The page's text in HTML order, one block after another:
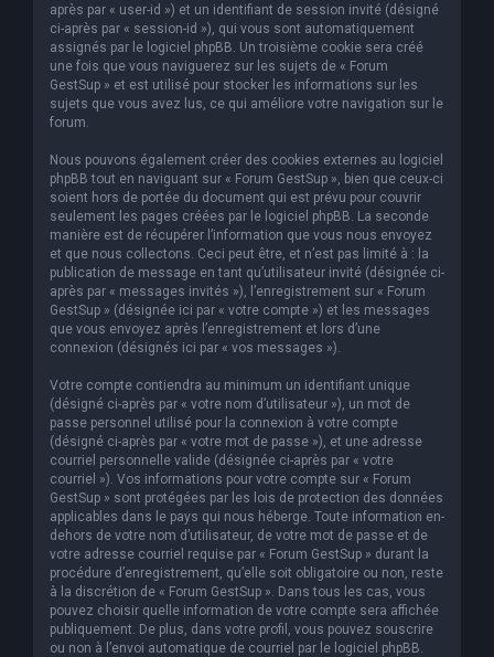
après par « user-id ») et un identifiant de session invité (désigné
ci-après par « session-id »), qui vous sont automatiquement
assignés par le logiciel phpBB. Un troisième cookie sera créé
une fois que vous naviguerez sur les sujets de « Forum
GestSup » et est utilisé pour stocker les informations sur les
sujets que vous avez lus, ce qui améliore votre navigation sur le
forum.
Nous pouvons également créer des cookies externes au logiciel
phpBB tout en naviguant sur « Forum GestSup », bien que ceux-ci
soient hors de portée du document qui est prévu pour couvrir
seulement les pages créées par le logiciel phpBB. La seconde
manière est de récupérer l’information que vous nous envoyez
et que nous collectons. Ceci peut être, et n’est pas limité à : la
publication de message en tant qu’utilisateur invité (désignée ci-
après par « messages invités »), l’enregistrement sur « Forum
GestSup » (désignée ici par « votre compte ») et les messages
que vous envoyez après l’enregistrement et lors d’une
connexion (désignés ici par « vos messages »).
Votre compte contiendra au minimum un identifiant unique
(désigné ci-après par « votre nom d’utilisateur »), un mot de
passe personnel utilisé pour la connexion à votre compte
(désigné ci-après par « votre mot de passe »), et une adresse
courriel personnelle valide (désignée ci-après par « votre
courriel »). Vos informations pour votre compte sur « Forum
GestSup » sont protégées par les lois de protection des données
applicables dans le pays qui nous héberge. Toute information en-
dehors de votre nom d’utilisateur, de votre mot de passe et de
votre adresse courriel requise par « Forum GestSup » durant la
procédure d’enregistrement, qu’elle soit obligatoire ou non, reste
à la discrétion de « Forum GestSup ». Dans tous les cas, vous
pouvez choisir quelle information de votre compte sera affichée
publiquement. De plus, dans votre profil, vous pouvez souscrire
ou non à l’envoi automatique de courriel par le logiciel phpBB.